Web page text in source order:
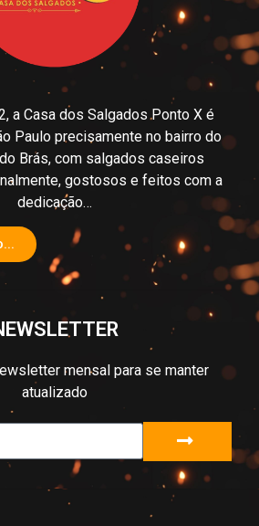
a Casa dos Salgados Ponto X é
Paulo precisamente no bairro do
Brás, com salgados caseiros
gostosos e feitos com a
dedicação…
mensal para se manter
atualizado